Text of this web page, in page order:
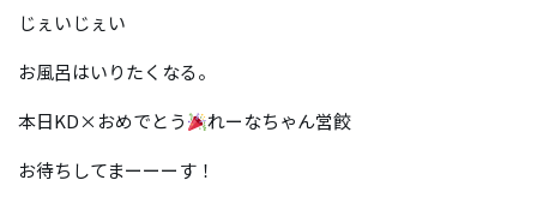
じぇいじぇい
お風呂はいりたくなる。
本日KD×おめでとう
れーなちゃん営餃
お待ちしてまーーーす！